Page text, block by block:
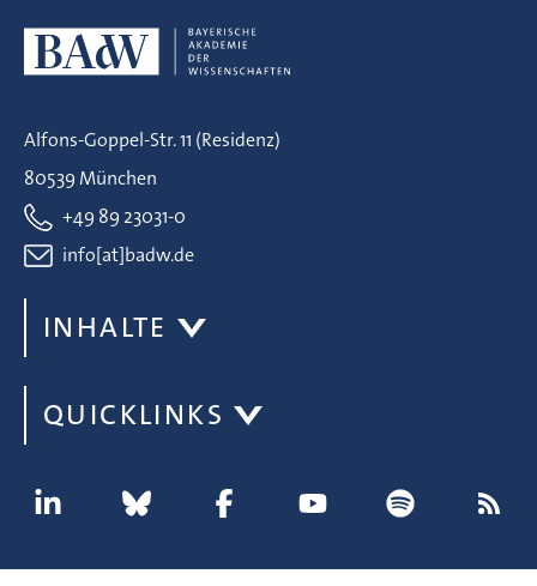
Alfons-Goppel-Str. 11 (Residenz)
80539 München
+49 89 23031-0
info[at]badw.de
INHALTE
QUICKLINKS